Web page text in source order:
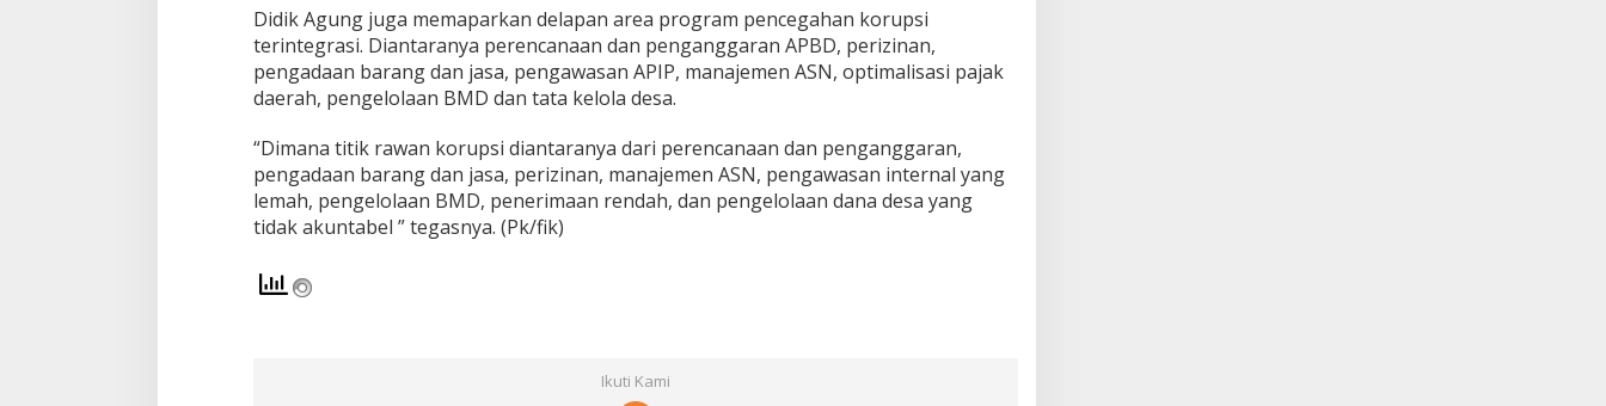
o
r
u
p
s
Didik Agung juga memaparkan delapan area program pencegahan korupsi
terintegrasi. Diantaranya perencanaan dan penganggaran APBD, perizinan,
pengadaan barang dan jasa, pengawasan APIP, manajemen ASN, optimalisasi pajak
daerah, pengelolaan BMD dan tata kelola desa.
“Dimana titik rawan korupsi diantaranya dari perencanaan dan penganggaran,
pengadaan barang dan jasa, perizinan, manajemen ASN, pengawasan internal yang
lemah, pengelolaan BMD, penerimaan rendah, dan pengelolaan dana desa yang
tidak akuntabel ” tegasnya. (Pk/fik)
Ikuti Kami